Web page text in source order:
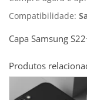
Compatibilidade:
Capa Samsung
Produtos